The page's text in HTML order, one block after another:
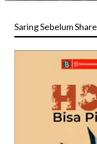
Saring Sebelum Share